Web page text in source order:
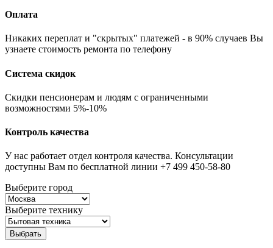
Оплата
Никаких переплат и "скрытых" платежей - в 90% случаев Вы
узнаете стоимость ремонта по телефону
Система скидок
Скидки пенсионерам и людям с ограниченными
возможностями 5%-10%
Контроль качества
У нас работает отдел контроля качества. Консультации
доступны Вам по бесплатной линии +7 499 450-58-80
Выберите город
Выберите технику
Выбрать